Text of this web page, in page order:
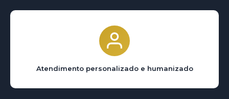
Atendimento personalizado e humanizado